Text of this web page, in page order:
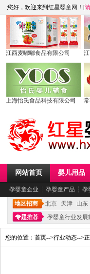
您好，欢迎来到 红星婴童网 ！[
江西麦嘟嘟食品有限公司
上海怡氏食品科技有限公司
网站首页 婴儿用品
孕婴童企业 ┆ 孕婴童产品 ┆ 孕
地区招商 北京 天津 山东
专题推荐
孕婴童行业发展
您的位置： 首页-->行业动态-->